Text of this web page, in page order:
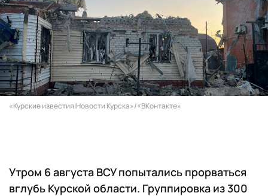
«Курские известия|Новости Курска»/«ВКонтакте»
Утром 6 августа ВСУ попытались прорваться
вглубь Курской области. Группировка из 300